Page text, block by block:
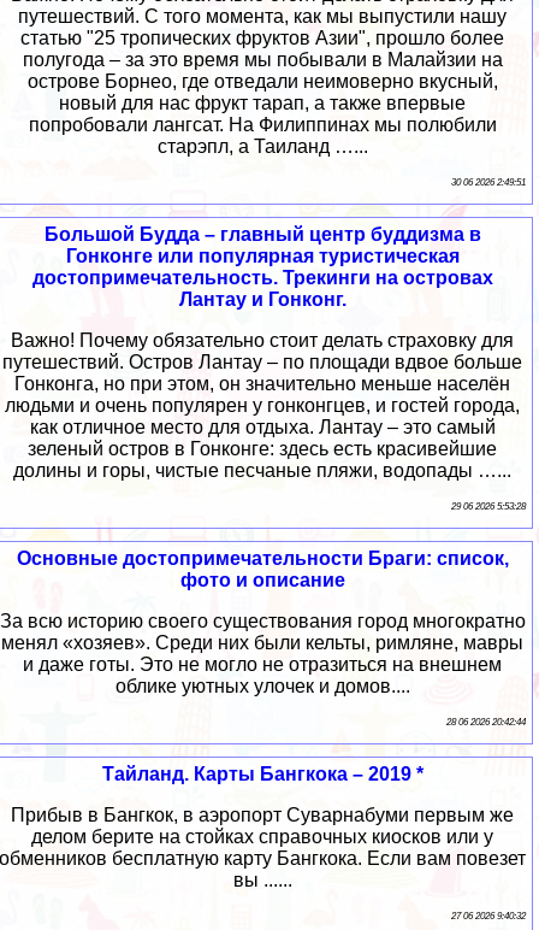
путешествий. С того момента, как мы выпустили нашу
статью "25 тропических фруктов Азии", прошло более
полугода – за это время мы побывали в Малайзии на
острове Борнео, где отведали неимоверно вкусный,
новый для нас фрукт тарап, а также впервые
попробовали лангсат. На Филиппинах мы полюбили
старэпл, а Таиланд …...
30 06 2026 2:49:51
Большой Будда – главный центр буддизма в
Гонконге или популярная туристическая
достопримечательность. Трекинги на островах
Лантау и Гонконг.
Важно! Почему обязательно стоит делать страховку для
путешествий. Остров Лантау – по площади вдвое больше
Гонконга, но при этом, он значительно меньше населён
людьми и очень популярен у гонконгцев, и гостей города,
как отличное место для отдыха. Лантау – это самый
зеленый остров в Гонконге: здесь есть красивейшие
долины и горы, чистые песчаные пляжи, водопады …...
29 06 2026 5:53:28
Основные достопримечательности Браги: список,
фото и описание
За всю историю своего существования город многократно
менял «хозяев». Среди них были кельты, римляне, мавры
и даже готы. Это не могло не отразиться на внешнем
облике уютных улочек и домов....
28 06 2026 20:42:44
Тайланд. Карты Бангкока – 2019 *
Прибыв в Бангкок, в аэропорт Суварнабуми первым же
делом берите на стойках справочных киосков или у
обменников бесплатную карту Бангкока. Если вам повезет
вы ......
27 06 2026 9:40:32